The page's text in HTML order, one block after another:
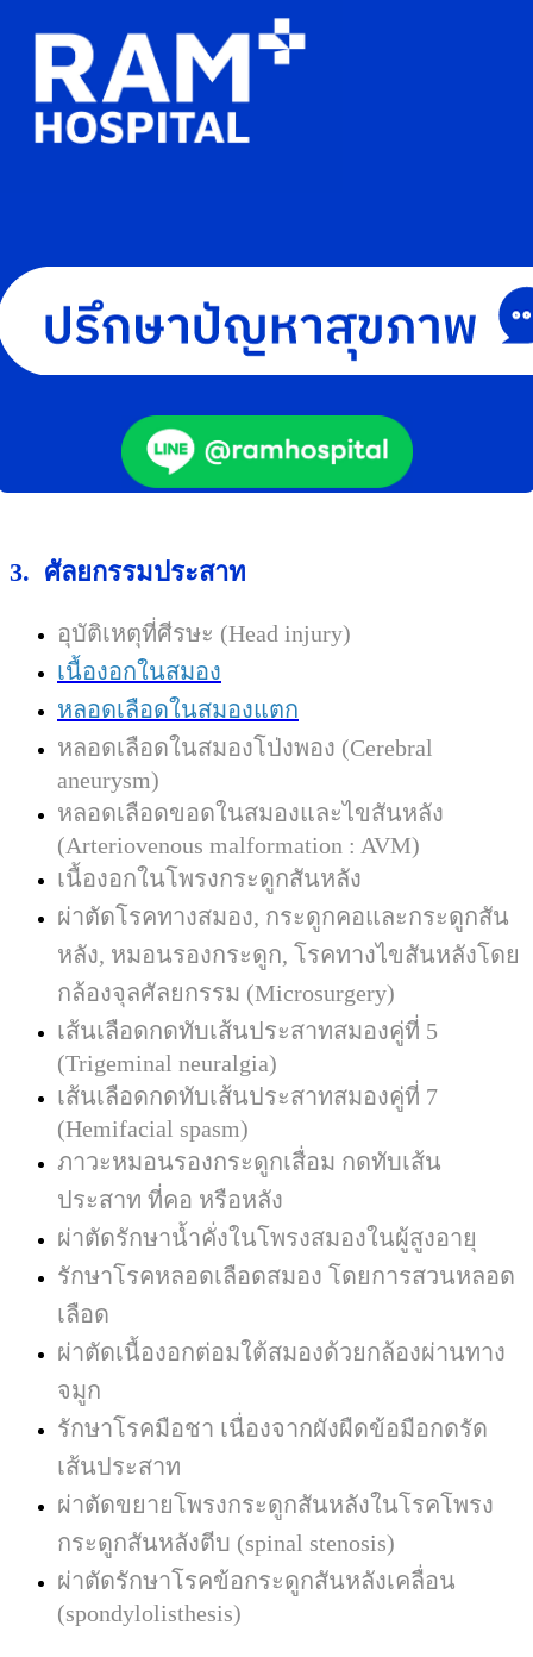
3. ศัลยกรรมประสาท
อุบัติเหตุที่ศีรษะ (Head injury)
เนื้องอกในสมอง
หลอดเลือดในสมองแตก
หลอดเลือดในสมองโป่งพอง (Cerebral
aneurysm)
หลอดเลือดขอดในสมองและไขสันหลัง
(Arteriovenous malformation : AVM)
เนื้องอกในโพรงกระดูกสันหลัง
ผ่าตัดโรคทางสมอง, กระดูกคอและกระดูกสัน
หลัง, หมอนรองกระดูก, โรคทางไขสันหลังโดย
กล้องจุลศัลยกรรม (Microsurgery)
เส้นเลือดกดทับเส้นประสาทสมองคู่ที่ 5
(Trigeminal neuralgia)
เส้นเลือดกดทับเส้นประสาทสมองคู่ที่ 7
(Hemifacial spasm)
ภาวะหมอนรองกระดูกเสื่อม กดทับเส้น
ประสาท ที่คอ หรือหลัง
ผ่าตัดรักษาน้ำคั่งในโพรงสมองในผู้สูงอายุ
รักษาโรคหลอดเลือดสมอง โดยการสวนหลอด
เลือด
ผ่าตัดเนื้องอกต่อมใต้สมองด้วยกล้องผ่านทาง
จมูก
รักษาโรคมือชา เนื่องจากผังผืดข้อมือกดรัด
เส้นประสาท
ผ่าตัดขยายโพรงกระดูกสันหลังในโรคโพรง
กระดูกสันหลังตีบ (spinal stenosis)
ผ่าตัดรักษาโรคข้อกระดูกสันหลังเคลื่อน
(spondylolisthesis)